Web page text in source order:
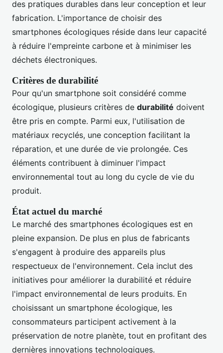
des pratiques durables dans leur conception et leur
fabrication. L'importance de choisir des
smartphones écologiques réside dans leur capacité
à réduire l'empreinte carbone et à minimiser les
déchets électroniques.
Critères de durabilité
Pour qu'un smartphone soit considéré comme
écologique, plusieurs critères de durabilité doivent
être pris en compte. Parmi eux, l'utilisation de
matériaux recyclés, une conception facilitant la
réparation, et une durée de vie prolongée. Ces
éléments contribuent à diminuer l'impact
environnemental tout au long du cycle de vie du
produit.
État actuel du marché
Le marché des smartphones écologiques est en
pleine expansion. De plus en plus de fabricants
s'engagent à produire des appareils plus
respectueux de l'environnement. Cela inclut des
initiatives pour améliorer la durabilité et réduire
l'impact environnemental de leurs produits. En
choisissant un smartphone écologique, les
consommateurs participent activement à la
préservation de notre planète, tout en profitant des
dernières innovations technologiques.